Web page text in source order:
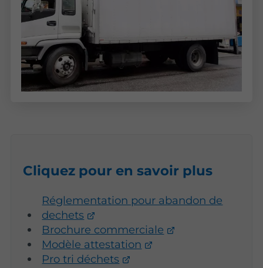
Cliquez pour en savoir plus
Réglementation pour abandon de
dechets
Brochure commerciale
Modèle attestation
Pro tri déchets